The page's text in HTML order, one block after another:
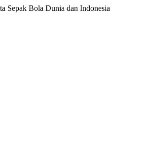
Sepak Bola Dunia dan Indonesia